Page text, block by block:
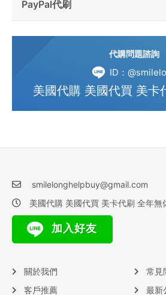
PayPal代刷
代購問題諮詢
ID：
美國代購 美國代買 美卡
smilelonghelpbuy@gmail.com
美國代購 美國代買 美卡代刷 全年無
加入好友
關於我們
客戶推薦
常見
最新